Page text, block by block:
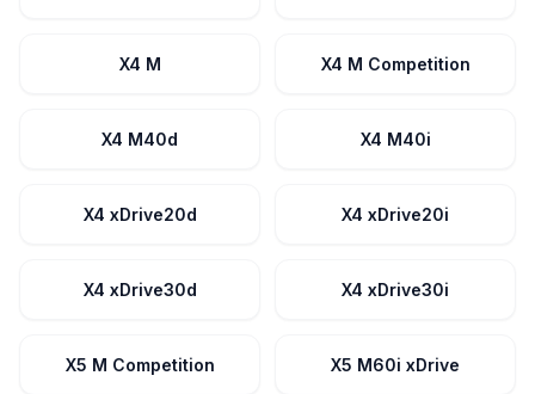
X4 M X4 M Competition
X4 M40d X4 M40i
X4 xDrive20d X4 xDrive20i
X4 xDrive30d X4 xDrive30i
X5 M Competition X5 M60i xDrive